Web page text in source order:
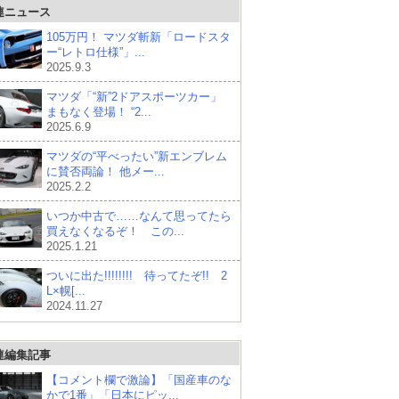
ニュース
105万円！ マツダ斬新「ロードスタ
ー“レトロ仕様”」...
2025.9.3
マツダ「“新”2ドアスポーツカー」
まもなく登場！ “2...
2025.6.9
マツダの“平べったい”新エンブレム
に賛否両論！ 他メー...
2025.2.2
いつか中古で……なんて思ってたら
買えなくなるぞ！ この...
2025.1.21
ついに出た!!!!!!!! 待ってたぞ!! 2
L×幌[...
2024.11.27
編集記事
【コメント欄で激論】「国産車のな
かで1番」「日本にピッ...